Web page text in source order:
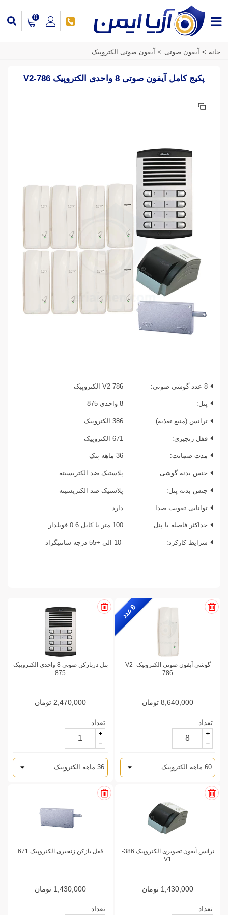
0
خانه > آیفون صوتی > آیفون صوتی الکتروپیک
پکیج کامل آیفون صوتی 8 واحدی الکتروپیک V2-786
8 عدد گوشی صوتی: V2-786 الکتروپیک
پنل: 8 واحدی 875
ترانس (منبع تغذیه): 386 الکتروپیک
قفل زنجیری: 671 الکتروپیک
مدت ضمانت: 36 ماهه پیک
جنس بدنه گوشی: پلاستیک ضد الکتریسیته
جنس بدنه پنل: پلاستیک ضد الکتریسیته
توانایی تقویت صدا: دارد
حداکثر فاصله با پنل: 100 متر با کابل 0.6 فویلدار
شرایط کارکرد: -10 الی +55 درجه سانتیگراد
8
ع
د
د
گوشی آیفون صوتی الکتروپیک V2-
786
8,640,000 تومان
تعداد
پنل دربازکن صوتی 8 واحدی الکتروپیک
875
2,470,000 تومان
تعداد
ترانس آیفون تصویری الکتروپیک 386-
V1
1,430,000 تومان
تعداد
قفل بازکن زنجیری الکتروپیک 671
1,430,000 تومان
تعداد